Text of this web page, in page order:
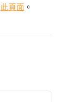
此頁面 。